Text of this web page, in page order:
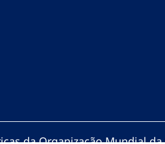
da Organização Mundial da